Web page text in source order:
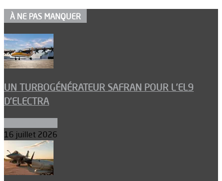
À NE PAS MANQUER
UN TURBOGÉNÉRATEUR SAFRAN POUR L’EL9
D’ELECTRA
16 juillet 2026